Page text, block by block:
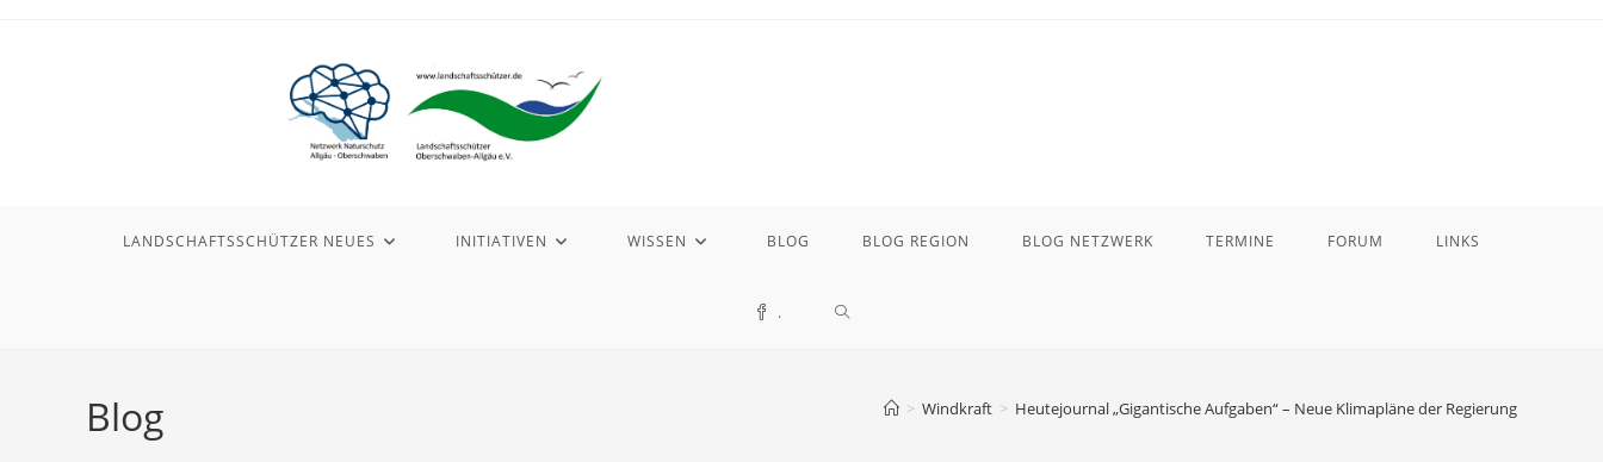
LANDSCHAFTSSCHÜTZER NEUES INITIATIVEN WISSEN BLOG BLOG REGION BLOG NETZWERK TERMINE FORUM LINKS
. WEBSITE-
Blog > Windkraft > Heutejournal „Gigantische Aufgaben“ – Neue Klimapläne der Regierung